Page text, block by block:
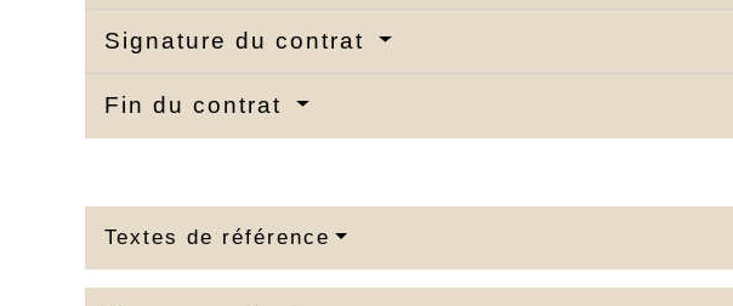
Signature du contrat
Fin du contrat
Textes de référence